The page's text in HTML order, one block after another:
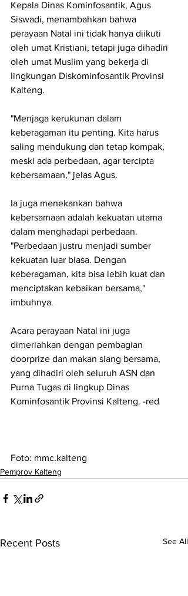
Kepala Dinas Kominfosantik, Agus
Siswadi, menambahkan bahwa
perayaan Natal ini tidak hanya diikuti
oleh umat Kristiani, tetapi juga dihadiri
oleh umat Muslim yang bekerja di
lingkungan Diskominfosantik Provinsi
Kalteng.
"Menjaga kerukunan dalam
keberagaman itu penting. Kita harus
saling mendukung dan tetap kompak,
meski ada perbedaan, agar tercipta
kebersamaan," jelas Agus.
Ia juga menekankan bahwa
kebersamaan adalah kekuatan utama
dalam menghadapi perbedaan.
"Perbedaan justru menjadi sumber
kekuatan luar biasa. Dengan
keberagaman, kita bisa lebih kuat dan
menciptakan kebaikan bersama,"
imbuhnya.
Acara perayaan Natal ini juga
dimeriahkan dengan pembagian
doorprize dan makan siang bersama,
yang dihadiri oleh seluruh ASN dan
Purna Tugas di lingkup Dinas
Kominfosantik Provinsi Kalteng. -red
Foto: mmc.kalteng
Pemprov Kalteng
Recent Posts See All